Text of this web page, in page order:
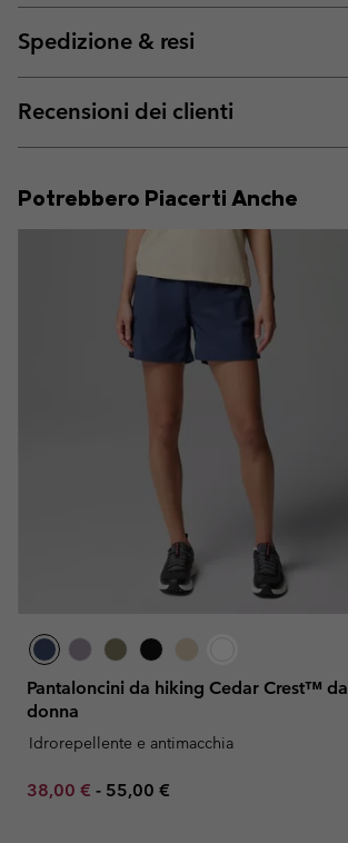
Spedizione & resi
Recensioni dei clienti
Potrebbero Piacerti Anche
Pantaloncini da hiking Cedar Crest™ da
donna
Idrorepellente e antimacchia
Minimum sale price:
38,00 € - Maximum price:
55,00 €